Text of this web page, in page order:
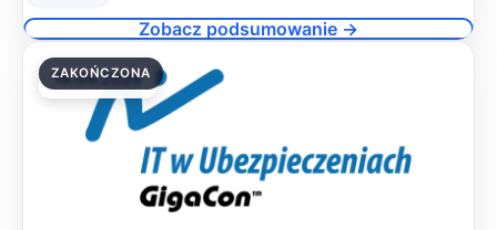
Zobacz podsumowanie →
18.06.2026
ZAKOŃCZONA